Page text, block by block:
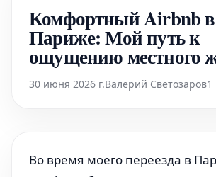
Комфортный Airbnb в
Париже: Мой путь к
ощущению местного
30 июня 2026 г.Валерий Светозаров1
Во время моего переезда в